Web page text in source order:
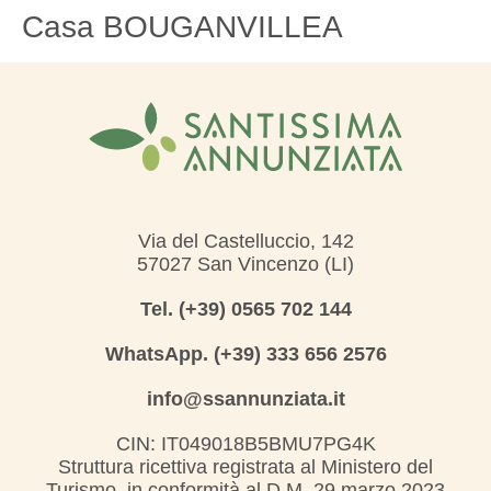
Casa BOUGANVILLEA
Via del Castelluccio, 142
57027 San Vincenzo (LI)
Tel. (+39) 0565 702 144
WhatsApp. (+39) 333 656 2576
info@ssannunziata.it
CIN: IT049018B5BMU7PG4K
Struttura ricettiva registrata al Ministero del